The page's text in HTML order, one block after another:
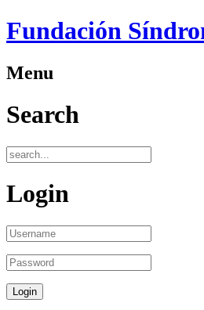
Fundación
Menu
Search
Login